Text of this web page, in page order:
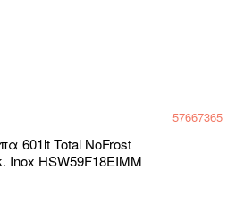
57667365
601lt Total NoFrost
Inox HSW59F18EIMM